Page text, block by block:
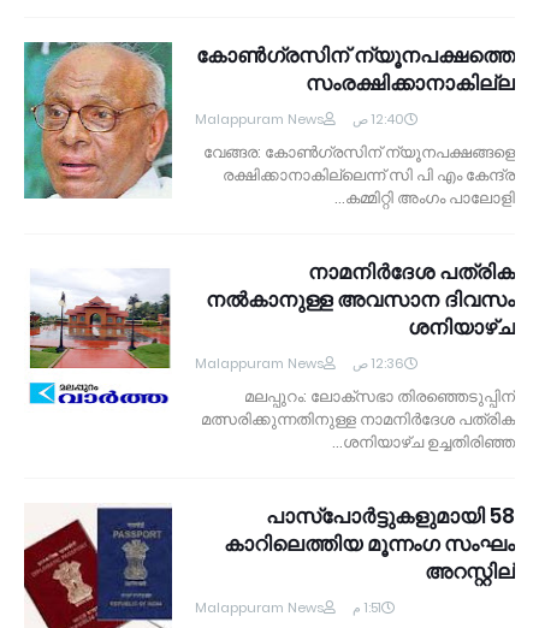
കോണ്‍ഗ്രസിന് ന്യൂനപക്ഷത്തെ
സംരക്ഷിക്കാനാകില്ല
Malappuram News 12:40 ص
വേങ്ങര: കോണ്‍ഗ്രസിന് ന്യൂനപക്ഷങ്ങളെ
രക്ഷിക്കാനാകില്ലെന്ന് സി പി എം കേന്ദ്ര
കമ്മിറ്റി അംഗം പാലോളി…
നാമനിര്‍ദേശ പത്രിക
നല്‍കാനുള്ള അവസാന ദിവസം
ശനിയാഴ്ച
Malappuram News 12:36 ص
മലപ്പുറം: ലോക്‌സഭാ തിരഞ്ഞെടുപ്പിന്
മത്സരിക്കുന്നതിനുള്ള നാമനിര്‍ദേശ പത്രിക
ശനിയാഴ്ച ഉച്ചതിരിഞ്ഞ…
58 പാസ്‌പോര്‍ട്ടുകളുമായി
കാറിലെത്തിയ മൂന്നംഗ സംഘം
അറസ്റ്റില്‍
Malappuram News 1:51 م